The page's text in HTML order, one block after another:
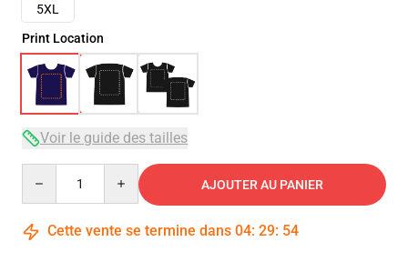
5XL
Print Location
Voir le guide des tailles
AJOUTER AU PANIER
Cette vente se termine dans 04: 29: 54